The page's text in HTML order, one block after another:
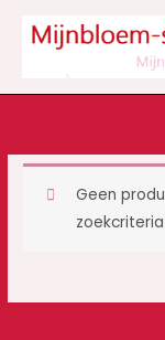
naar
inhoud
Geen